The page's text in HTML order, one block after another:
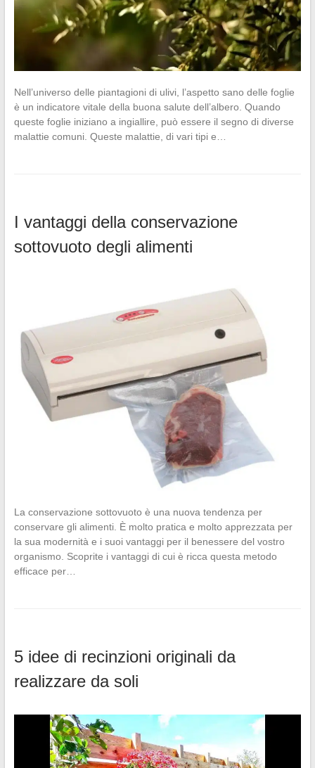
Nell’universo delle piantagioni di ulivi, l’aspetto sano delle foglie
è un indicatore vitale della buona salute dell’albero. Quando
queste foglie iniziano a ingiallire, può essere il segno di diverse
malattie comuni. Queste malattie, di vari tipi e…
I vantaggi della conservazione
sottovuoto degli alimenti
La conservazione sottovuoto è una nuova tendenza per
conservare gli alimenti. È molto pratica e molto apprezzata per
la sua modernità e i suoi vantaggi per il benessere del vostro
organismo. Scoprite i vantaggi di cui è ricca questa metodo
efficace per…
5 idee di recinzioni originali da
realizzare da soli